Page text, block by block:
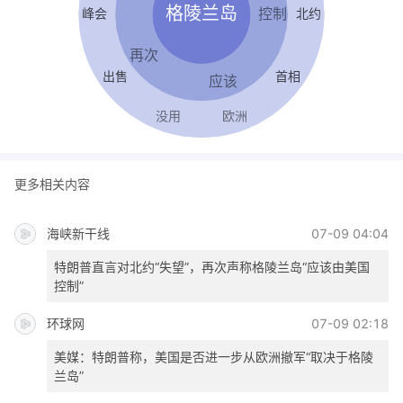
更多相关内容
海峡新干线 07-09 04:04
特朗普直言对北约“失望”，再次声称格陵兰岛“应该由美国
控制”
环球网 07-09 02:18
美媒：特朗普称，美国是否进一步从欧洲撤军“取决于格陵
兰岛”